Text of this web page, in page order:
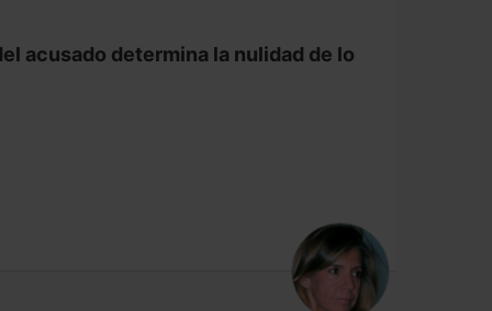
acusado determina la nulidad de lo